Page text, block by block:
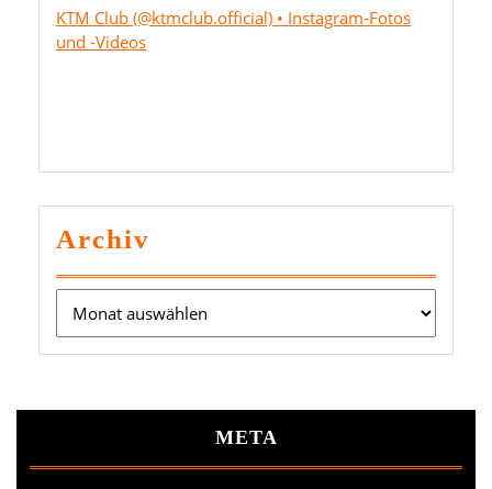
KTM Club (@ktmclub.official) • Instagram-Fotos
und -Videos
Archiv
META